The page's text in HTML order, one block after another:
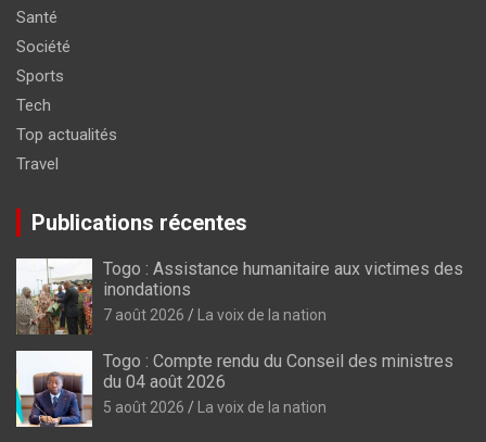
Santé
Société
Sports
Tech
Top actualités
Travel
Publications récentes
Togo : Assistance humanitaire aux victimes des
inondations
7 août 2026 La voix de la nation
Togo : Compte rendu du Conseil des ministres
du 04 août 2026
5 août 2026 La voix de la nation